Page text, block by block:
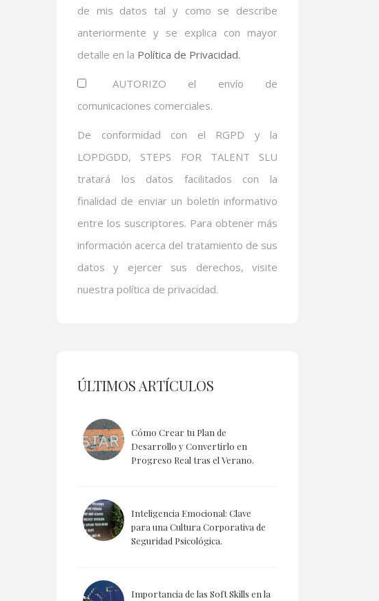
de mis datos tal y como se describe
anteriormente y se explica con mayor
detalle en la Política de Privacidad.
AUTORIZO el envío de
comunicaciones comerciales.
De conformidad con el RGPD y la
LOPDGDD, STEPS FOR TALENT SLU
tratará los datos facilitados con la
finalidad de enviar un boletín informativo
entre los suscriptores. Para obtener más
información acerca del tratamiento de sus
datos y ejercer sus derechos, visite
nuestra política de privacidad.
ÚLTIMOS ARTÍCULOS
Cómo Crear tu Plan de
Desarrollo y Convertirlo en
Progreso Real tras el Verano.
Inteligencia Emocional: Clave
para una Cultura Corporativa de
Seguridad Psicológica.
Importancia de las Soft Skills en la